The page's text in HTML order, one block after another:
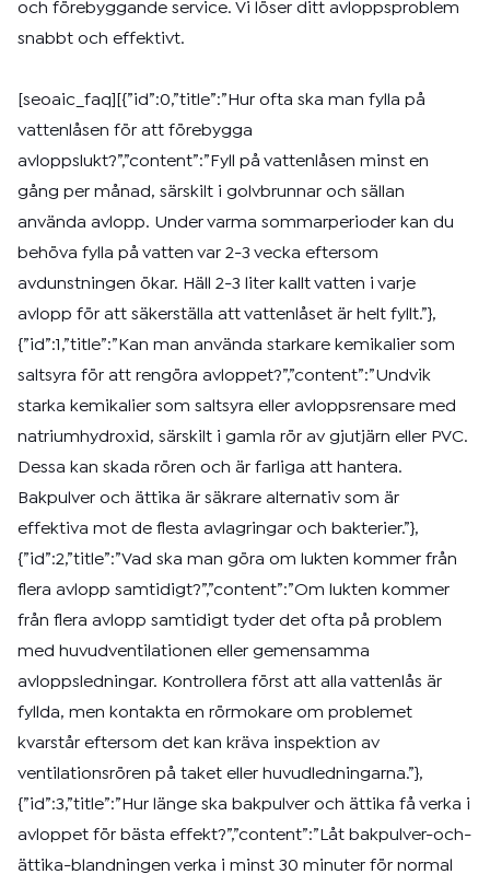
och förebyggande service. Vi löser ditt avloppsproblem
snabbt och effektivt.
[seoaic_faq][{”id”:0,”title”:”Hur ofta ska man fylla på
vattenlåsen för att förebygga
avloppslukt?”,”content”:”Fyll på vattenlåsen minst en
gång per månad, särskilt i golvbrunnar och sällan
använda avlopp. Under varma sommarperioder kan du
behöva fylla på vatten var 2-3 vecka eftersom
avdunstningen ökar. Häll 2-3 liter kallt vatten i varje
avlopp för att säkerställa att vattenlåset är helt fyllt.”},
{”id”:1,”title”:”Kan man använda starkare kemikalier som
saltsyra för att rengöra avloppet?”,”content”:”Undvik
starka kemikalier som saltsyra eller avloppsrensare med
natriumhydroxid, särskilt i gamla rör av gjutjärn eller PVC.
Dessa kan skada rören och är farliga att hantera.
Bakpulver och ättika är säkrare alternativ som är
effektiva mot de flesta avlagringar och bakterier.”},
{”id”:2,”title”:”Vad ska man göra om lukten kommer från
flera avlopp samtidigt?”,”content”:”Om lukten kommer
från flera avlopp samtidigt tyder det ofta på problem
med huvudventilationen eller gemensamma
avloppsledningar. Kontrollera först att alla vattenlås är
fyllda, men kontakta en rörmokare om problemet
kvarstår eftersom det kan kräva inspektion av
ventilationsrören på taket eller huvudledningarna.”},
{”id”:3,”title”:”Hur länge ska bakpulver och ättika få verka i
avloppet för bästa effekt?”,”content”:”Låt bakpulver-och-
ättika-blandningen verka i minst 30 minuter för normal